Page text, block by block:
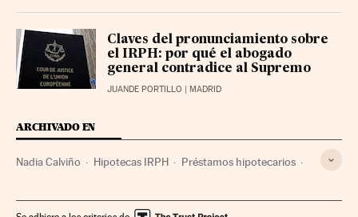
Claves del pronunciamiento sobre
el IRPH: por qué el abogado
general contradice al Supremo
JUANDE PORTILLO | MADRID
ARCHIVADO EN
Nadia Calviño Hipotecas IRPH Préstamos hipotecarios